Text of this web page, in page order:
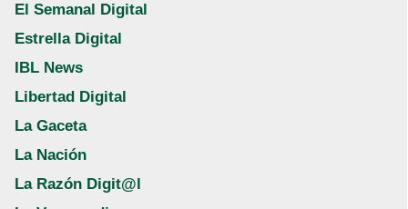
El Semanal Digital
Estrella Digital
IBL News
Libertad Digital
La Gaceta
La Nación
La Razón Digit@l